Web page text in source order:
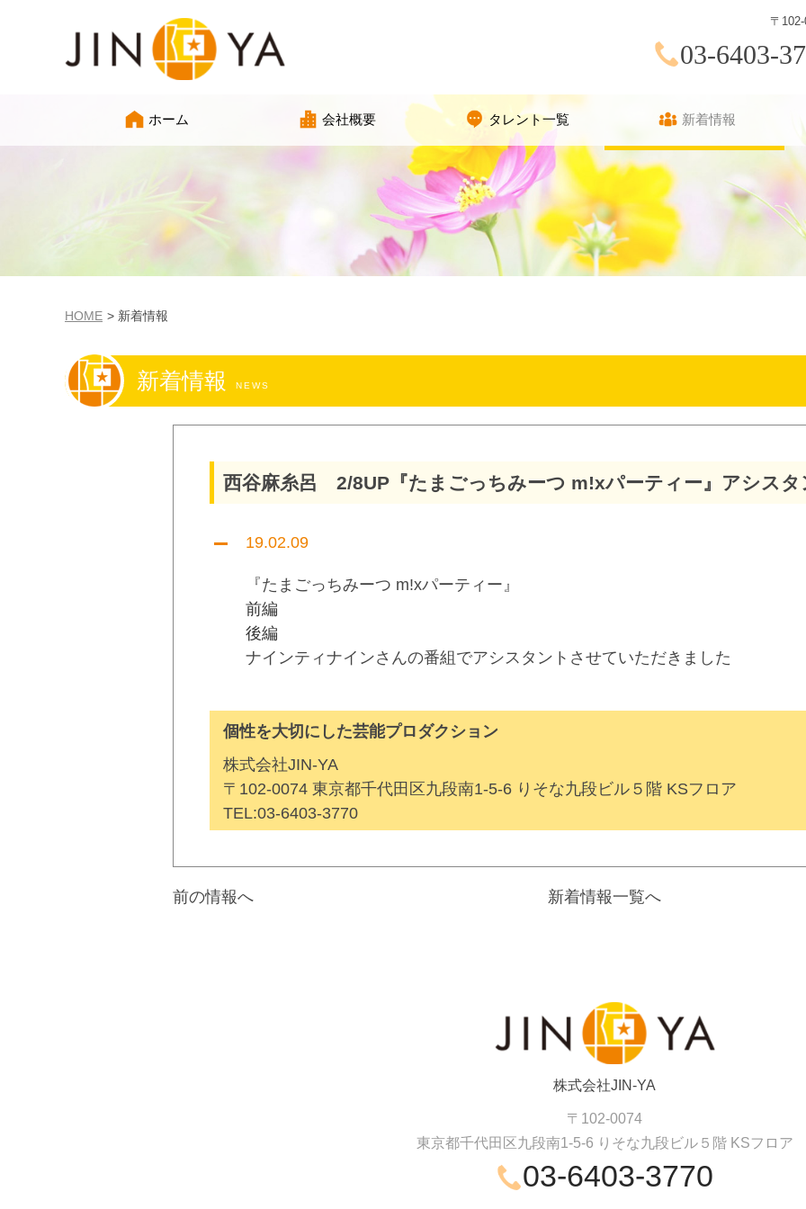
〒
03-6403-
ホーム 会社概要 タレント一覧 新着情報
HOME 新着情報
新着情報 NEWS
西谷麻糸呂 2/8UP『たまごっちみーつ m!xパーティー』アシスタ
19.02.09
『たまごっちみーつ m!xパーティー』
前編
後編
ナインティナインさんの番組でアシスタントさせていただきました
個性を大切にした芸能プロダクション
株式会社JIN-YA
〒102-0074 東京都千代田区九段南1-5-6 りそな九段ビル５階 KSフロア
TEL:03-6403-3770
前の情報へ 新着情報一覧へ
株式会社JIN-YA
〒102-0074
東京都千代田区九段南1-5-6 りそな九段ビル５階KSフロア
03-6403-3770